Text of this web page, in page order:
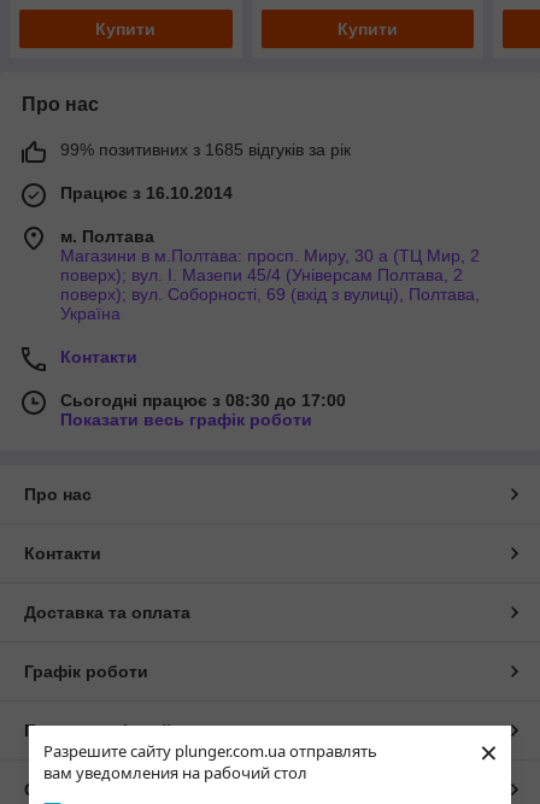
Разрешите сайту plunger.com.ua отправлять
вам уведомления на рабочий стол
×
Купити Купити
Про нас
99% позитивних з 1685 відгуків за рік
Працює з 16.10.2014
м. Полтава
Магазини в м.Полтава: просп. Миру, 30 а (ТЦ Мир, 2
поверх); вул. І. Мазепи 45/4 (Універсам Полтава, 2
поверх); вул. Соборності, 69 (вхід з вулиці), Полтава,
Україна
Контакти
Сьогодні працює з 08:30 до 17:00
Показати весь графік роботи
Про нас
Контакти
Доставка та оплата
Графік роботи
Повна версія сайту
Сайт створено на маркетплейсі